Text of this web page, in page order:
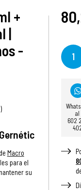
+
|
-
)
Macro
para el
su
1
al
602